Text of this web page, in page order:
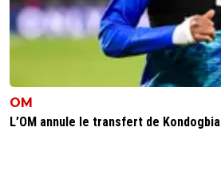
OM
L’OM annule le transfert de Kondogbia